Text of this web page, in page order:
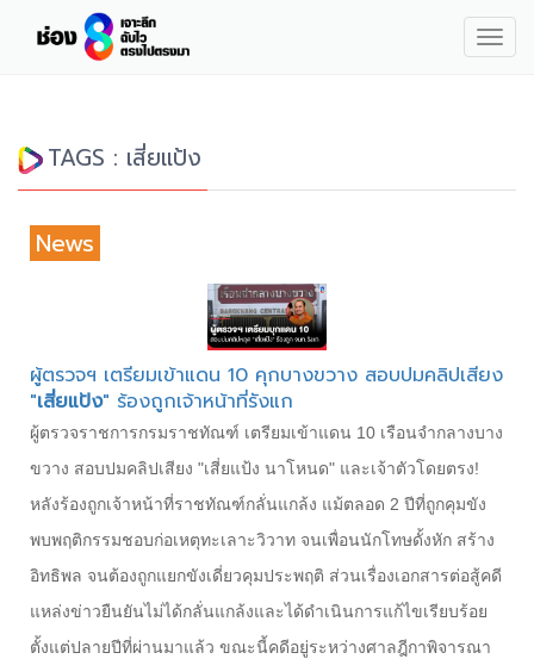
TAGS : เสี่ยแป้ง
News
ผู้ตรวจฯ เตรียมเข้าแดน 10 คุกบางขวาง สอบปมคลิปเสียง
"เสี่ยแป้ง" ร้องถูกเจ้าหน้าที่รังแก
ผู้ตรวจราชการกรมราชทัณฑ์ เตรียมเข้าแดน 10 เรือนจำกลางบาง
ขวาง สอบปมคลิปเสียง "เสี่ยแป้ง นาโหนด" และเจ้าตัวโดยตรง!
หลังร้องถูกเจ้าหน้าที่ราชทัณฑ์กลั่นแกล้ง แม้ตลอด 2 ปีที่ถูกคุมขัง
พบพฤติกรรมชอบก่อเหตุทะเลาะวิวาท จนเพื่อนนักโทษดั้งหัก สร้าง
อิทธิพล จนต้องถูกแยกขังเดี่ยวคุมประพฤติ ส่วนเรื่องเอกสารต่อสู้คดี
แหล่งข่าวยืนยันไม่ได้กลั่นแกล้งและได้ดำเนินการแก้ไขเรียบร้อย
ตั้งแต่ปลายปีที่ผ่านมาแล้ว ขณะนี้คดีอยู่ระหว่างศาลฎีกาพิจารณา